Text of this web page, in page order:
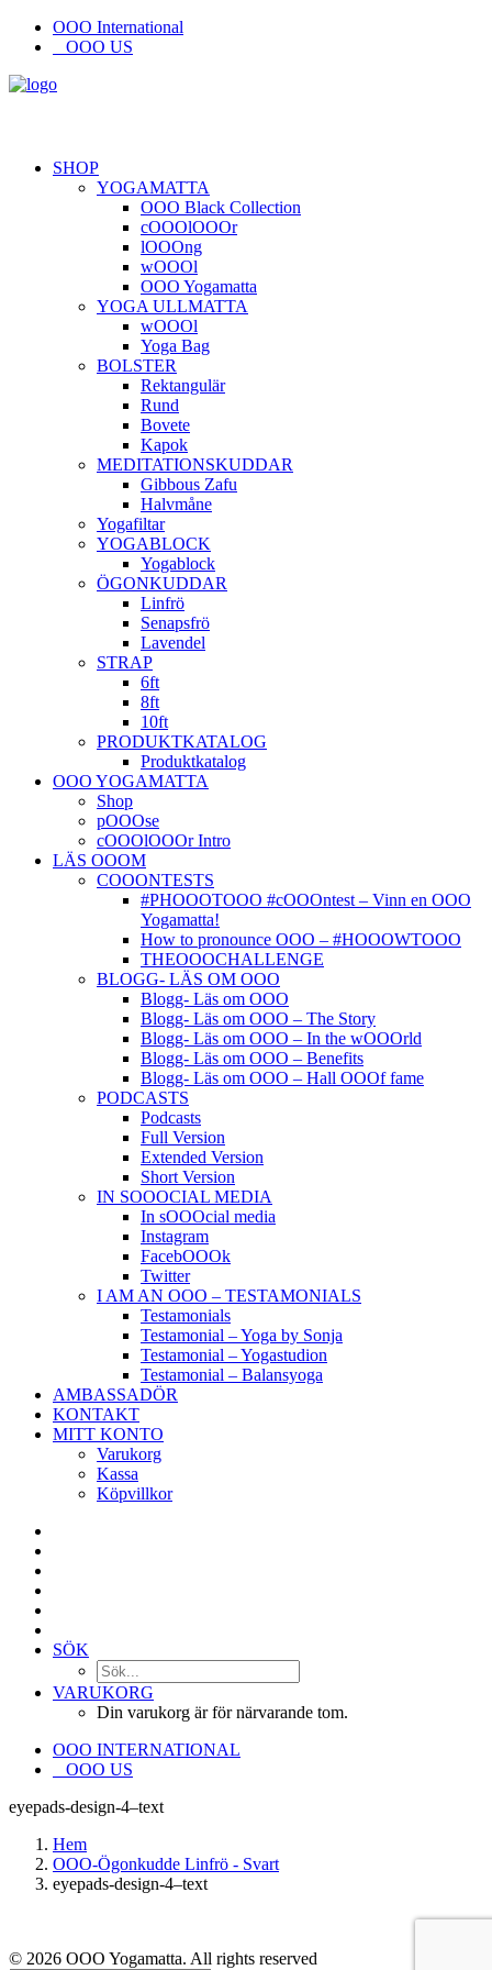
OOO International
OOO US
SHOP
YOGAMATTA
OOO Black Collection
cOOOlOOOr
lOOOng
wOOOl
OOO Yogamatta
YOGA ULLMATTA
wOOOl
Yoga Bag
BOLSTER
Rektangulär
Rund
Bovete
Kapok
MEDITATIONSKUDDAR
Gibbous Zafu
Halvmåne
Yogafiltar
YOGABLOCK
Yogablock
ÖGONKUDDAR
Linfrö
Senapsfrö
Lavendel
STRAP
6ft
8ft
10ft
PRODUKTKATALOG
Produktkatalog
OOO YOGAMATTA
Shop
pOOOse
cOOOlOOOr Intro
LÄS OOOM
COOONTESTS
#PHOOOTOOO #cOOOntest – Vinn en OOO
Yogamatta!
How to pronounce OOO – #HOOOWTOOO
THEOOOCHALLENGE
BLOGG- LÄS OM OOO
Blogg- Läs om OOO
Blogg- Läs om OOO – The Story
Blogg- Läs om OOO – In the wOOOrld
Blogg- Läs om OOO – Benefits
Blogg- Läs om OOO – Hall OOOf fame
PODCASTS
Podcasts
Full Version
Extended Version
Short Version
IN SOOOCIAL MEDIA
In sOOOcial media
Instagram
FacebOOOk
Twitter
I AM AN OOO – TESTAMONIALS
Testamonials
Testamonial – Yoga by Sonja
Testamonial – Yogastudion
Testamonial – Balansyoga
AMBASSADÖR
KONTAKT
MITT KONTO
Varukorg
Kassa
Köpvillkor
SÖK
VARUKORG
Din varukorg är för närvarande tom.
OOO INTERNATIONAL
OOO US
eyepads-design-4–text
Hem
OOO-Ögonkudde Linfrö - Svart
eyepads-design-4–text
© 2026 OOO Yogamatta. All rights reserved